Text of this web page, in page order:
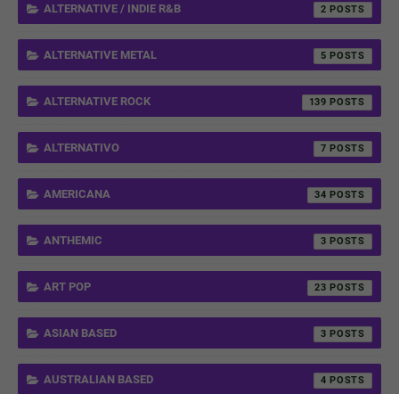
ALTERNATIVE / INDIE R&B 2
ALTERNATIVE METAL 5
ALTERNATIVE ROCK 139
ALTERNATIVO 7
AMERICANA 34
ANTHEMIC 3
ART POP 23
ASIAN BASED 3
AUSTRALIAN BASED 4